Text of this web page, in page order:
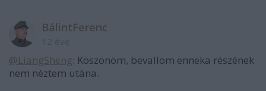
BálintFerenc
@LiangSheng: Köszönöm, bevallom enneka részének
nem néztem utána.